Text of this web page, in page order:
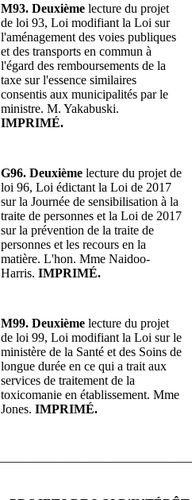
M93. Deuxième lecture du projet
de loi 93, Loi modifiant la Loi sur
l'aménagement des voies publiques
et des transports en commun à
l'égard des remboursements de la
taxe sur l'essence similaires
consentis aux municipalités par le
ministre. M. Yakabuski.
IMPRIMÉ.
G96. Deuxième lecture du projet de
loi 96, Loi édictant la Loi de 2017
sur la Journée de sensibilisation à la
traite de personnes et la Loi de 2017
sur la prévention de la traite de
personnes et les recours en la
matière. L'hon. Mme Naidoo-
Harris. IMPRIMÉ.
M99. Deuxième lecture du projet
de loi 99, Loi modifiant la Loi sur le
ministère de la Santé et des Soins de
longue durée en ce qui a trait aux
services de traitement de la
toxicomanie en établissement. Mme
Jones. IMPRIMÉ.